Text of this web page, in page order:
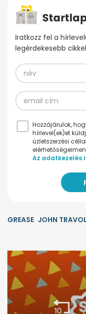
Iratkozz fel a
legérdekesebb
Hozzájárulok,
hírlevel(ek)et
üzletszerzési
Az adatkezelés
GREASE JOHN